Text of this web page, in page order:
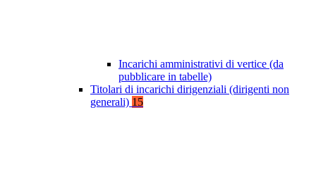
Incarichi amministrativi di vertice (da
pubblicare in tabelle)
Titolari di incarichi dirigenziali (dirigenti non
generali) 15